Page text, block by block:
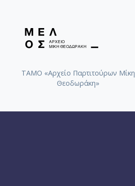
ΤΑΜΟ «Αρχείο Παρτιτούρων Μίκη
Θεοδωράκη»